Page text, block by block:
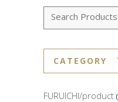
FURUICHI/product